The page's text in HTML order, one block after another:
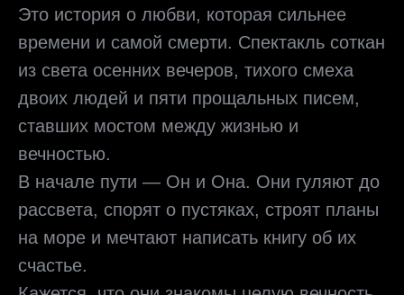
Это история о любви, которая сильнее
времени и самой смерти. Спектакль соткан
из света осенних вечеров, тихого смеха
двоих людей и пяти прощальных писем,
ставших мостом между жизнью и
вечностью.
В начале пути — Он и Она. Они гуляют до
рассвета, спорят о пустяках, строят планы
на море и мечтают написать книгу об их
счастье.